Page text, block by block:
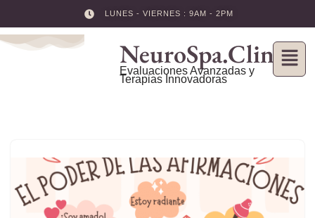
Skip
LUNES - VIERNES : 9AM - 2PM
NeuroSpa.Clinic
Evaluaciones Avanzadas y
Terapias Innovadoras